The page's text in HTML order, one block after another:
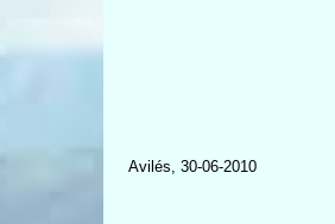
Avilés, 30-06-2010